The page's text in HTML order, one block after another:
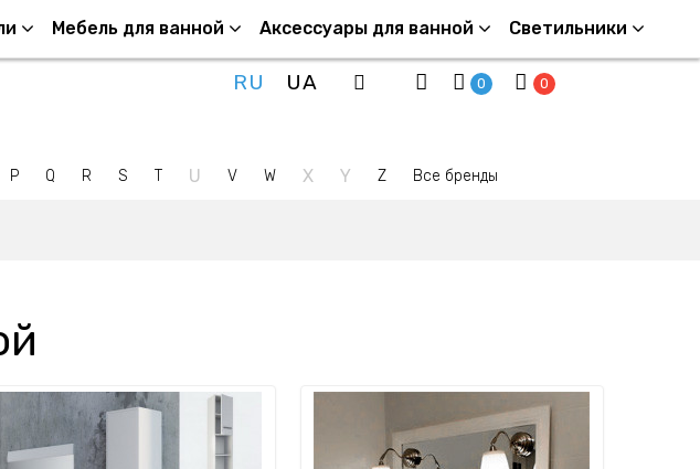
RU UA 0 0
Мебель для ванной Аксессуары для ванной Светильники
P Q R S T U V W X Y Z Все бренды